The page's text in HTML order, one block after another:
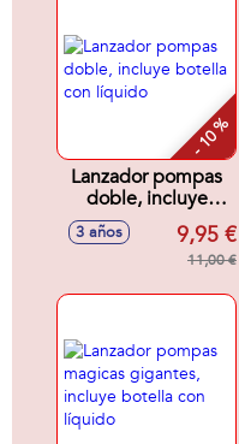
- 10 %
Lanzador pompas
doble, incluye
botella con líquido
3 años 9,95 €
11,00 €